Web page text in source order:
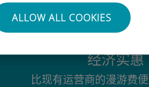
ALLOW ALL COOKIES
经济实惠
比现有运营商的漫游费